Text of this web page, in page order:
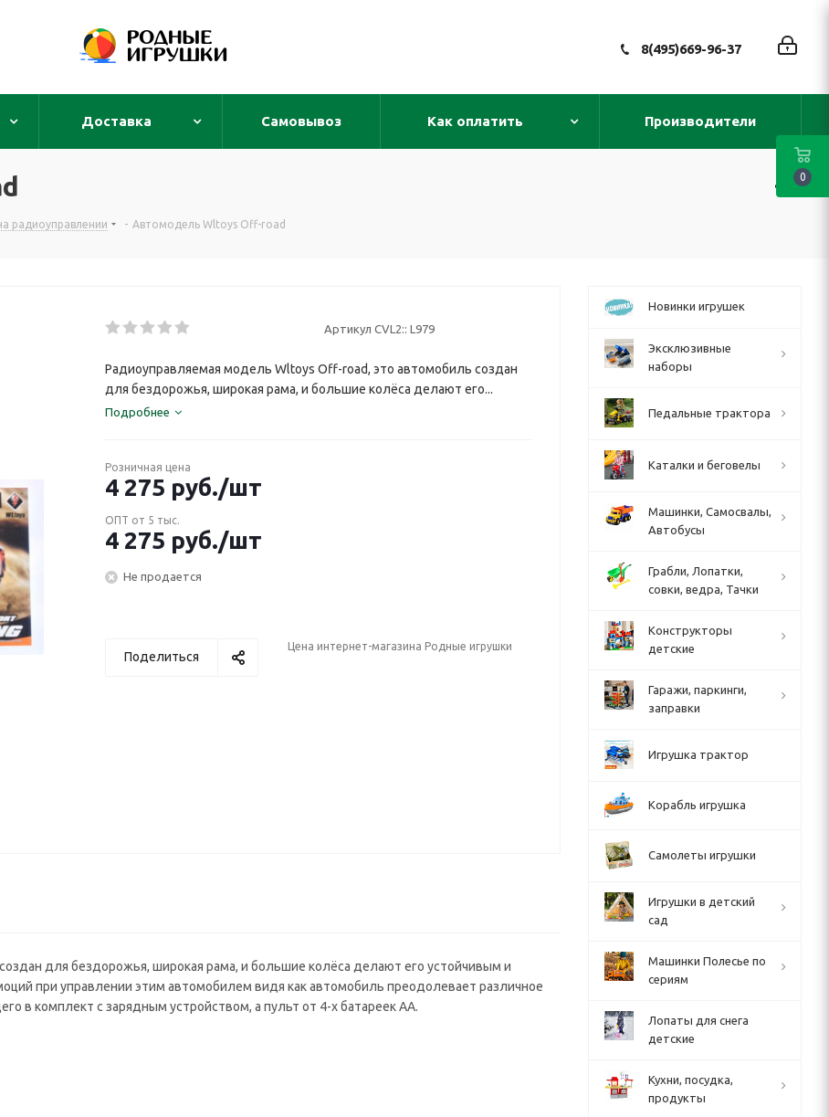
8(495)669-96-37
Доставка Самовывоз Как оплатить Производители
радиоуправлении - Автомодель Wltoys Off-road
Артикул CVL2:: L979
Радиоуправляемая модель Wltoys Off-road, это автомобиль создан
для бездорожья, широкая рама, и большие колёса делают его...
Подробнее
Розничная цена
4 275 руб./шт
ОПТ от 5 тыс.
4 275 руб./шт
Не продается
Поделиться
Цена интернет-магазина Родные игрушки
для бездорожья, широкая рама, и большие колёса делают его устойчивым и
при управлении этим автомобилем видя как автомобиль преодолевает различное
в комплект с зарядным устройством, а пульт от 4-х батареек АА.
Новинки игрушек
Эксклюзивные
наборы
Педальные трактора
Каталки и беговелы
Машинки, Самосвалы,
Автобусы
Грабли, Лопатки,
совки, ведра, Тачки
Конструкторы
детские
Гаражи, паркинги,
заправки
Игрушка трактор
Корабль игрушка
Самолеты игрушки
Игрушки в детский
сад
Машинки Полесье по
сериям
Лопаты для снега
детские
Кухни, посудка,
продукты
0